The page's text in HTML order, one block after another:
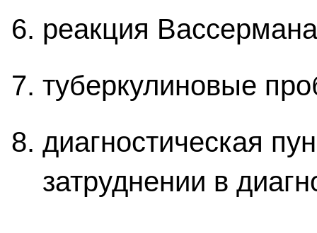
реакция
туберкулиновые
диагностическая
затруднении в